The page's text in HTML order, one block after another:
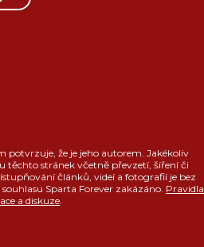
potvrzuje, že je jeho autorem. Jakékoliv
těchto stránek včetně převzetí, šíření či
článků, videí a fotografií je bez
Sparta Forever zakázáno. Pravidla
a diskuze.